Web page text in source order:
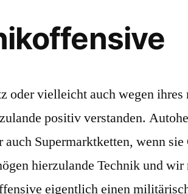
oder vielleicht auch wegen ihres
positiv verstanden.
auch Supermarktketten, wenn
hierzulande Technik und wir
eigentlich einen